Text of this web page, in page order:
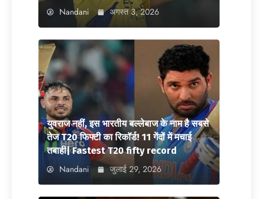
Nandani अगस्त 3, 2026
युवराज नहीं, इस भारतीय बल्लेबाज के नाम है सबसे
तेज T20 फिफ्टी का रिकॉर्ड! 11 गेंदों में मचाई
तबाही| Fastest T20 fifty record
Nandani जुलाई 29, 2026